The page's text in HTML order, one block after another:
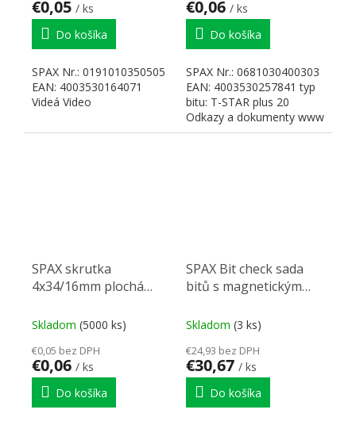
€0,05 / ks
Do košíka
SPAX Nr.: 0191010350505
EAN: 4003530164071
Videá Video
€0,06 / ks
Do košíka
SPAX Nr.: 0681030400303
EAN: 4003530257841 typ
bitu: T-STAR plus 20
Odkazy a dokumenty www
SPAX
SPAX skrutka
4x34/16mm plochá
závit nikl
Skladom (5000 ks)
€0,05 bez DPH
€0,06 / ks
Do košíka
SPAX Bit check sada
bitů s magnetickým
Skladom (3 ks)
€24,93 bez DPH
€30,67 / ks
Do košíka